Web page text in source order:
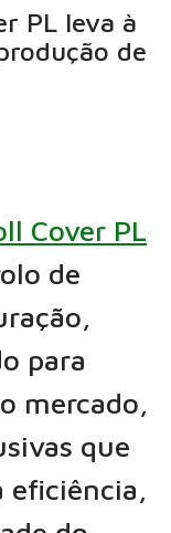
PL leva à
de
Cover PL
de
para
mercado,
que
eficiência,